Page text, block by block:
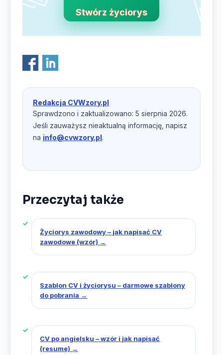
Stwórz życiorys
Redakcja CVWzory.pl
Sprawdzono i zaktualizowano: 5 sierpnia 2026.
Jeśli zauważysz nieaktualną informację, napisz
na info@cvwzory.pl.
Przeczytaj także
Życiorys zawodowy – jak napisać CV
zawodowe (wzór) →
Szablon CV i życiorysu – darmowe szablony
do pobrania →
CV po angielsku – wzór i jak napisać
(resume) →